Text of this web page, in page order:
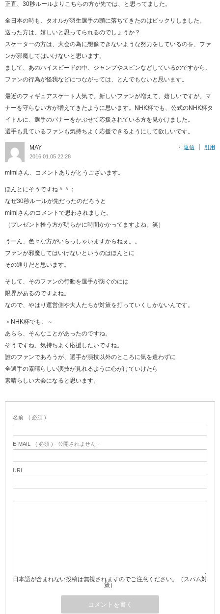
正直、30秒ルールよりこちらの方が先では、と思ってました。
全日本の時も、タオルが羽生選手の頭に落ちてきたのはビックリしました。
送った方は、嬉しいと思ってられるのでしょうか？
スケーターの方は、大会の為に想像できないような努力をしているのを、ファ
ンが邪魔してはいけないと思います。
まして、あのハイスピードの中、ジャンプやスピンなどしているのですから、
ファンの行為が怪我などにつながっては、とんでもないと思います。
最近のフィギュアスケート人気で、新しいファンが増えて、嬉しいですが、マ
ナーを守らない方が増えてきたように思います。NHK杯でも、公式のNHK杯タ
イトルに、選手のバナーをかぶせて応援されている方を見かけました。
選手も見ているファンも気持ちよく応援できるようにして欲しいです。
MAY
2016.01.05 22:28
返信 引用
mimiさん、コメントありがとうございます。
ほんとにそうですね＾＾；
なぜ30秒ルールが先だったのだろうと
mimiさんのコメントで思わされました。
（プレゼント拾う方が明らかに時間かかってますよね。笑）
うーん、色々な方がいらっしゃいますからねぇ。。
ファンが邪魔してはいけないというのはほんとに
その通りだと思います。
そして、そのファンの行動を選手が防ぐのには
限界があるのですよね。
なので、やはり運営側や大人たちが対策を打っていくしかないんです。
＞NHK杯でも、～
あらら、そんなことがあったのですね。
そうですね、気持ちよく応援したいですね。
誰のファンであろうが、選手が演技以外のところに気を遣わずに
全選手の素晴らしい演技が見れるように心がけていけたら
素晴らしい大会になると思います。
名前 ( 必須 )
E-MAIL ( 必須 ) - 公開されません -
URL
日本語が含まれない投稿は無視されますのでご注意ください。（スパム対
策）